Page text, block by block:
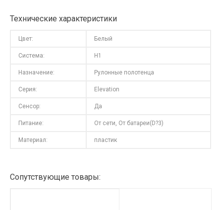
Технические характеристики
Цвет: Белый
Система: H1
Назначение: Рулонные полотенца
Серия: Elevation
Сенсор: Да
Питание: От сети, От батареи(D?3)
Материал: пластик
Сопутствующие товары: